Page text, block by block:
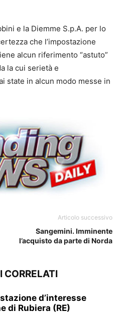
e la Diemme S.p.A. per lo
che l’impostazione
alcun riferimento “astuto”
la cui serietà e
state in alcun modo messe in
Articolo successivo
Sangemini. Imminente
l’acquisto da parte di Norda
CORRELATI
d’interesse
di Rubiera (RE)